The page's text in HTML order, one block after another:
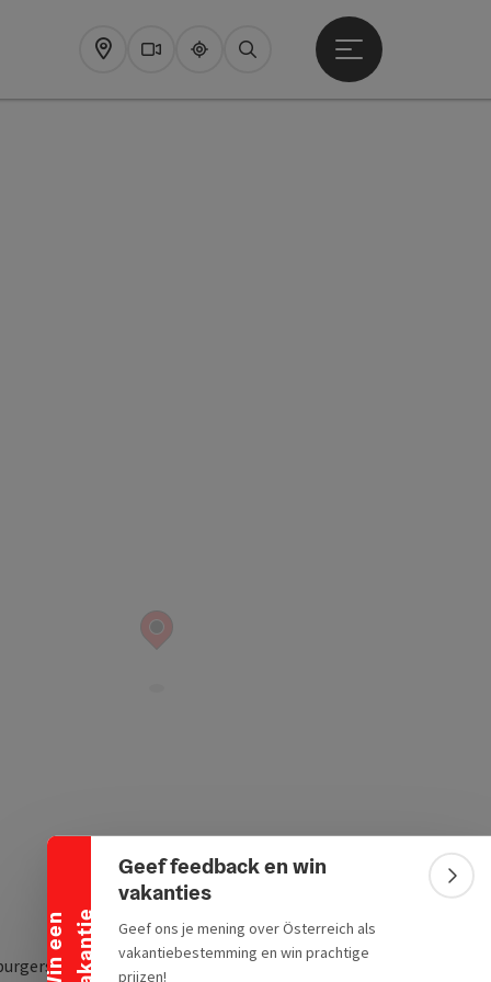
W
i
n
e
e
n
v
a
k
a
n
t
ie
Banner inklappen
Geef feedback en win
vakanties
Geef ons je mening over Österreich als
vakantiebestemming en win prachtige
prijzen!
Map WebcamsUpperguide
Zoeken
Startmenu openen
7 G 7 a